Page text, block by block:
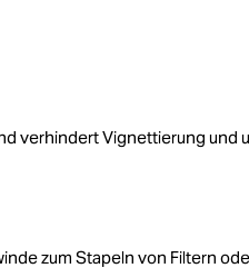
verhindert Vignettierung und
zum Stapeln von Filtern